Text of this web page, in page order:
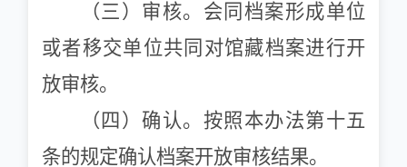
（三）审核。会同档案形成单位
或者移交单位共同对馆藏档案进行开
放审核。
（四）确认。按照本办法第十五
条的规定确认档案开放审核结果。